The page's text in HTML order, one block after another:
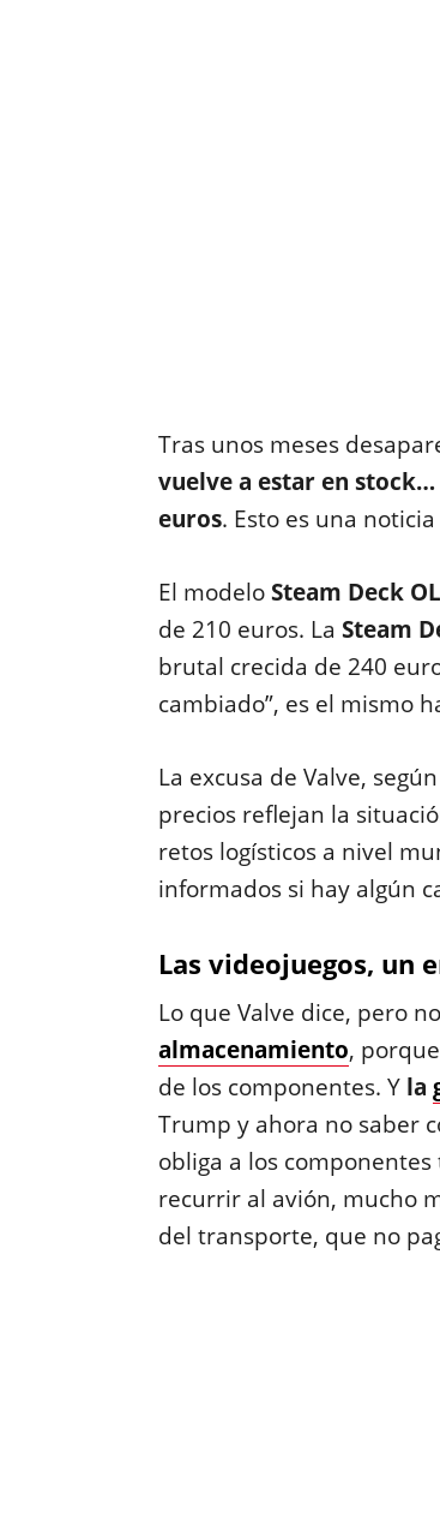
Tras unos meses
vuelve a estar en stock…
euros. Esto es una
El modeloSteam Deck
de 210 euros. La Steam
brutal crecida de 240
cambiado”, es el mismo
La excusa de Valve,
precios reflejan la
retos logísticos a nivel
informados si hay algún
Las videojuegos, un
Lo que Valve dice, pero
almacenamiento,
de los componentes. Yla
Trump y ahora no saber
obliga a los
recurrir al avión, mucho
del transporte, que no